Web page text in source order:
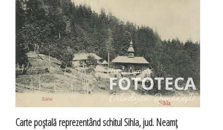
Carte poştală reprezentând schitul Sihla, jud. Neamţ